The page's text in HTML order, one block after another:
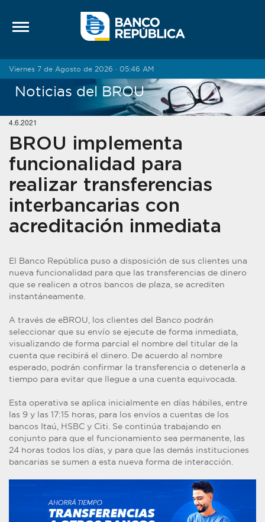
Viernes 7 de Agosto de 2026 · 05:46 AM
Noticias del BROU
4.6.2021
BROU implementa
funcionalidad para
realizar transferencias
interbancarias con
acreditación inmediata
El Banco República puso a disposición de sus clientes una
nueva funcionalidad para que las transferencias de dinero
que se realicen a otros bancos de plaza, se acrediten
instantáneamente.
A través de eBROU, los clientes del Banco podrán
seleccionar que su envío se ejecute de forma inmediata,
visualizando de forma parcial el nombre del titular de la
cuenta que recibirá el dinero. De acuerdo al nombre
esperado, podrán confirmar la transferencia o detenerla a
tiempo para evitar que llegue a una cuenta equivocada.
Esta operativa se aplica inicialmente en días hábiles, entre
las 9 y las 17:15 horas, para los envíos a cuentas de los
bancos Itaú, HSBC y Citi. Se continúa trabajando en
conjunto para que el funcionamiento sea permanente, las
24 horas todos los días, y para que las demás instituciones
bancarias se sumen a esta nueva forma de interacción.